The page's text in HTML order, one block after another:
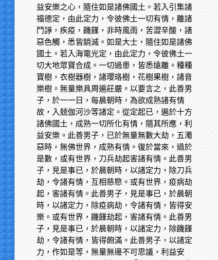
益安樂之心，隨住如是諸佛國土。若入引集諸
福德定，由此定力，令彼佛土一切有情，離諸
鬥諍，疾疫，饑饉，非時風雨，苦澀辛酸，諸
惡色觸，悉皆銷滅。如是大士，隨住如是諸佛
國土。若入海電光定，由此定力，令彼佛土一
切大地眾寶合成。一切過患，皆悉遠離。種種
寶樹，衣樹器樹，諸瓔珞樹，花樹果樹，諸音
樂樹。無量樂具周遍莊嚴。以要言之，此善男
子，於一一日，每晨朝時，為欲成熟諸有情
故，入兢伽河沙等諸定。從定起已，遍於十方
諸佛國土，成熟一切所化有情，隨其所應，利
益安樂。此善男子，已於無量無數大劫，五濁
惡時，無佛世界，成熟有情。復於當來，過於
是數，或有世界，刀兵劫起害諸有情。此善男
子，見是事已，於晨朝時，以諸定力，除刀兵
劫，令諸有情，互相慈愍。或有世界，疫病劫
起，害諸有情。此善男子，見是事已，於晨朝
時，以諸定力，除疫病劫，令諸有情，皆得安
樂。或有世界，饑饉劫起，害諸有情。此善男
子，見是事已，於晨朝時，以諸定力，除饑饉
劫，令諸有情，皆得飽滿。此善男子，以諸定
力，作如是等，無量無邊不可思議，利益安